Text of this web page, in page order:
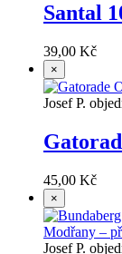
Santal
39,00 Kč
×
Josef P.
45,00 Kč
×
Josef P.